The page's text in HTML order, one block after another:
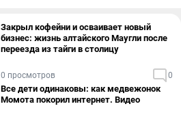
Закрыл кофейни и осваивает новый
бизнес: жизнь алтайского Маугли после
переезда из тайги в столицу
0 просмотров 0
Все дети одинаковы: как медвежонок
Момота покорил интернет. Видео